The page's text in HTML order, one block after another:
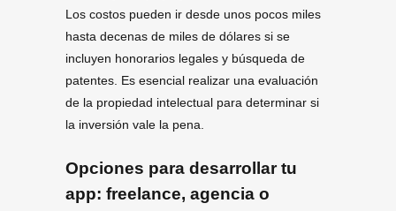
Los costos pueden ir desde unos pocos miles
hasta decenas de miles de dólares si se
incluyen honorarios legales y búsqueda de
patentes. Es esencial realizar una evaluación
de la propiedad intelectual para determinar si
la inversión vale la pena.
Opciones para desarrollar tu
app: freelance, agencia o